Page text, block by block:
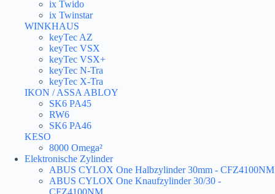
ix Twido
ix Twinstar
WINKHAUS
keyTec AZ
keyTec VSX
keyTec VSX+
keyTec N-Tra
keyTec X-Tra
IKON / ASSA ABLOY
SK6 PA45
RW6
SK6 PA46
KESO
8000 Omega²
Elektronische Zylinder
ABUS CYLOX One Halbzylinder 30mm - CFZ4100NM
ABUS CYLOX One Knaufzylinder 30/30 -
CFZ4100NM